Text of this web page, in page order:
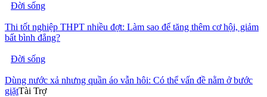
Đời sống
Thi tốt nghiệp THPT nhiều đợt: Làm sao để tăng thêm cơ hội, giảm
bất bình đẳng?
Đời sống
Dùng nước xả nhưng quần áo vẫn hôi: Có thể vấn đề nằm ở bước
giặtTài Trợ